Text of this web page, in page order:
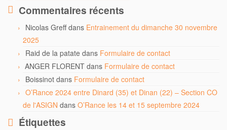
Commentaires récents
Nicolas Greffdans Entrainement du dimanche 30 novembre
2025
Raid de la patate dans Formulaire de contact
ANGER FLORENT dans Formulaire de contact
Boissinot dans Formulaire de contact
O’Rance 2024 entre Dinard (35) et Dinan (22) – Section CO
de l'ASIGN dans O’Rance les 14 et 15 septembre 2024
Étiquettes